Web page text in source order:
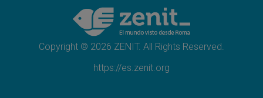
Tagle: La guerra desfigura el mundo, solo la
revelación de Dios lo transfigura
Copyright © 2026 ZENIT. All Rights Reserved.
https://es.zenit.org